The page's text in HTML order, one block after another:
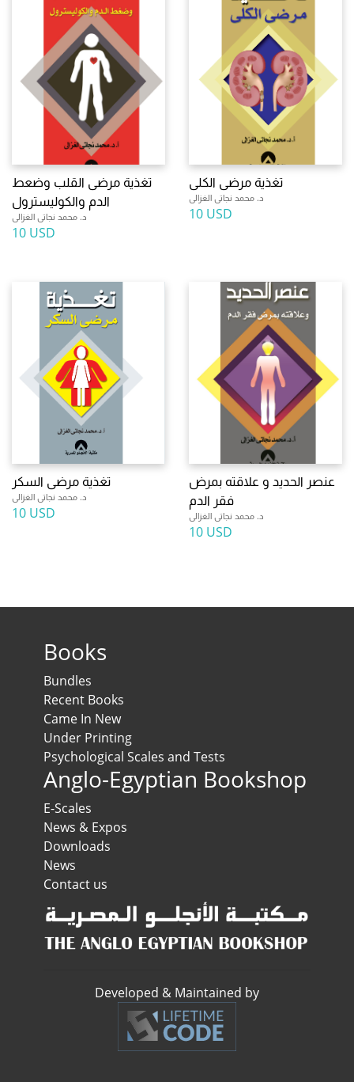
تغذية مرضى القلب وضعط
الدم والكوليسترول
د. محمد نجاتى الغزالى
10 USD
تغذية مرضى الكلى
د. محمد نجاتى الغزالى
10 USD
تغذية مرضى السكر
د. محمد نجاتى الغزالى
10 USD
عنصر الحديد و علاقته بمرض
فقر الدم
د. محمد نجاتى الغزالى
10 USD
Books
Bundles
Recent Books
Came In New
Under Printing
Psychological Scales and Tests
Anglo-Egyptian Bookshop
E-Scales
News & Expos
Downloads
News
Contact us
Developed & Maintained by